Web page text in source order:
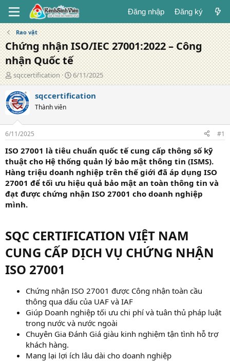
Đăng nhập Đăng ký
Rao vặt
Chứng nhận ISO/IEC 27001:2022 – Công
nhận Quốc tế
T
á
c
g
i
ả
sqccertification
N
g
à
g
6/11/2025
sqccertification
Thành viên
6/11/2025 #1
ISO 27001 là tiêu chuẩn quốc tế cung cấp thông số kỹ
thuật cho Hệ thống quản lý bảo mật thông tin (ISMS).
Hàng triệu doanh nghiệp trên thế giới đã áp dụng ISO
27001 để tối ưu hiệu quả bảo mật an toàn thông tin và
đạt được chứng nhận ISO 27001 cho doanh nghiệp
mình.
SQC CERTIFICATION VIỆT NAM
CUNG CẤP DỊCH VỤ CHỨNG NHẬN
ISO 27001​
Chứng nhận ISO 27001 được Công nhận toàn cầu
thông qua dấu của UAF và IAF
Giúp Doanh nghiệp tối ưu chi phí và tuân thủ pháp luật
trong nước và nước ngoài
Chuyên Gia Đánh Giá giàu kinh nghiệm tận tình hỗ trợ
khách hàng.
Mang lại lợi ích lâu dài cho doanh nghiệp